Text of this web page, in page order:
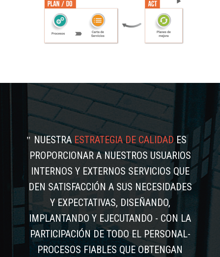
NUESTRAESTRATEGIA DE CALIDADES
PROPORCIONAR A NUESTROS USUARIOS
INTERNOS Y EXTERNOS SERVICIOS QUE
DEN SATISFACCIÓN A SUS NECESIDADES
Y EXPECTATIVAS, DISEÑANDO,
IMPLANTANDO Y EJECUTANDO - CON LA
PARTICIPACIÓN DE TODO EL PERSONAL-
PROCESOS FIABLES QUE OBTENGAN